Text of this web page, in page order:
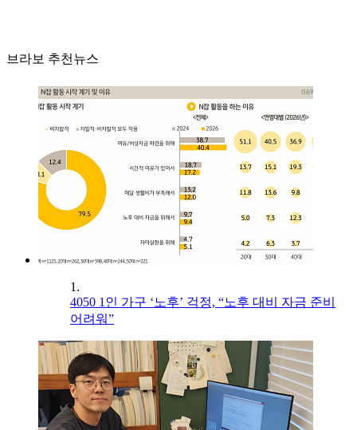
브라보 추천뉴스
1.
4050 1인 가구 ‘노후’ 걱정, “노후 대비 자금 준비
어려워”